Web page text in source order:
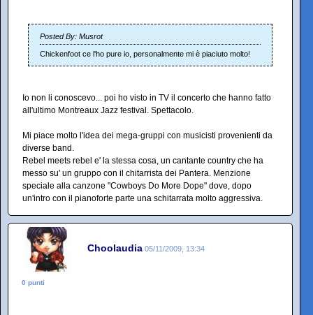
Posted By: Musrot
Chickenfoot ce l'ho pure io, personalmente mi è piaciuto molto!
Io non li conoscevo... poi ho visto in TV il concerto che hanno fatto
all'ultimo Montreaux Jazz festival. Spettacolo.
Mi piace molto l'idea dei mega-gruppi con musicisti provenienti da
diverse band.
Rebel meets rebel e' la stessa cosa, un cantante country che ha
messo su' un gruppo con il chitarrista dei Pantera. Menzione
speciale alla canzone "Cowboys Do More Dope" dove, dopo
un'intro con il pianoforte parte una schitarrata molto aggressiva.
Choolaudia 05/11/2009, 13:34
0 punti